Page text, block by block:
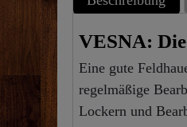
VESNA:
Eine gute
regelmäßige
Lockern und